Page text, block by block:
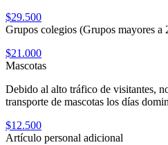
$29.500
Grupos colegios (Grupos mayores a
$21.000
Mascotas
Debido al alto tráfico de visitantes,
transporte de mascotas los días
$12.500
Artículo personal adicional